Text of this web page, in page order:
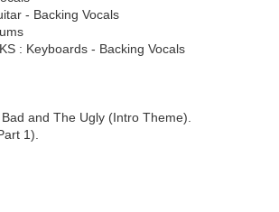
- Backing Vocals
: Keyboards - Backing Vocals
and The Ugly (Intro Theme).
1).